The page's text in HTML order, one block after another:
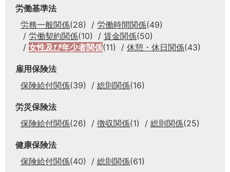
労働基準法
労務一般関係(28) 労働時間関係(49)
労働契約関係(10) 賃金関係(50)
女性及び年少者関係(11) 休憩・休日関係(43)
雇用保険法
保険給付関係(39) 総則関係(16)
労災保険法
保険給付関係(26) 徴収関係(1) 総則関係(25)
健康保険法
保険給付関係(40) 総則関係(61)